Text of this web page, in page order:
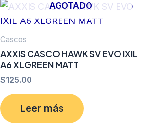
AGOTADO
Cascos
AXXIS CASCO HAWK SV EVO IXIL
A6 XLGREEN MATT
$125.00
Leer más